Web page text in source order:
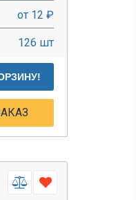
от 12 ₽
126 шт